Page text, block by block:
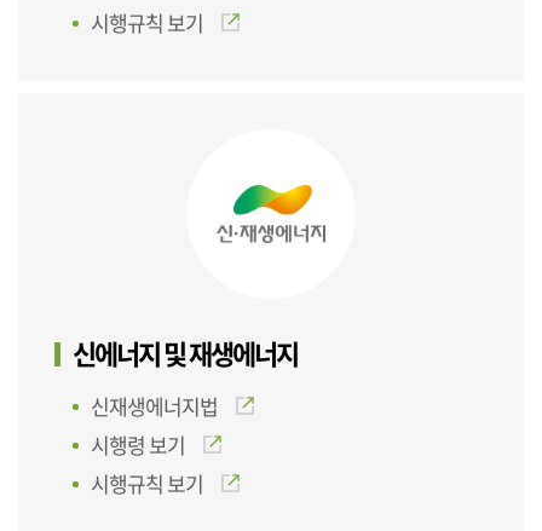
시행규칙 보기
신에너지 및 재생에너지
신재생에너지법
시행령 보기
시행규칙 보기